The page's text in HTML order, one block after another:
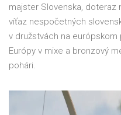
majster Slovenska, doteraz
víťaz nespočetných
v družstvách na
Európy v mixe a bronzový
pohári.